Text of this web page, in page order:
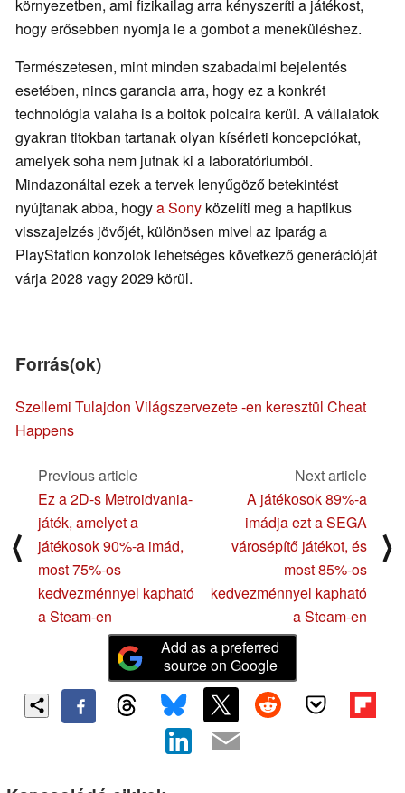
környezetben, ami fizikailag arra kényszeríti a játékost,
hogy erősebben nyomja le a gombot a meneküléshez.
Természetesen, mint minden szabadalmi bejelentés
esetében, nincs garancia arra, hogy ez a konkrét
technológia valaha is a boltok polcaira kerül. A vállalatok
gyakran titokban tartanak olyan kísérleti koncepciókat,
amelyek soha nem jutnak ki a laboratóriumból.
Mindazonáltal ezek a tervek lenyűgöző betekintést
nyújtanak abba, hogya Sony közelíti meg a haptikus
visszajelzés jövőjét, különösen mivel az iparág a
PlayStation konzolok lehetséges következő generációját
várja 2028 vagy 2029 körül.
Forrás(ok)
Szellemi Tulajdon Világszervezete-en keresztül Cheat
Happens
⟨
Previous article
Ez a 2D-s Metroidvania-
játék, amelyet a
játékosok 90%-a imád,
most 75%-os
kedvezménnyel kapható
a Steam-en
Next article
A játékosok 89%-a
imádja ezt a SEGA
városépítő játékot, és
most 85%-os
kedvezménnyel kapható
a Steam-en
⟩
Add as a preferred
source on Google